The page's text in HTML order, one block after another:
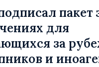
пакет
для
за
и